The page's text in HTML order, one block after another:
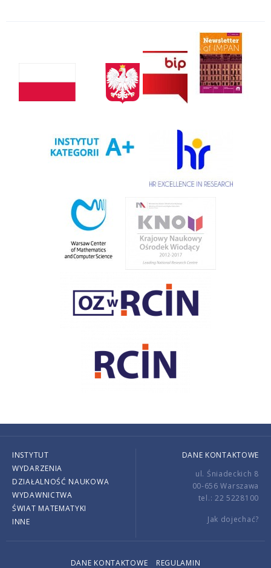
INSTYTUT
WYDARZENIA
DZIAŁALNOŚĆ NAUKOWA
WYDAWNICTWA
ŚWIAT MATEMATYKI
INNE
DANE KONTAKTOWE
ul. Śniadeckich 8
00-656 Warszawa
tel.: 22 5228100
Jak dojechać?
DANE KONTAKTOWE REGULAMIN